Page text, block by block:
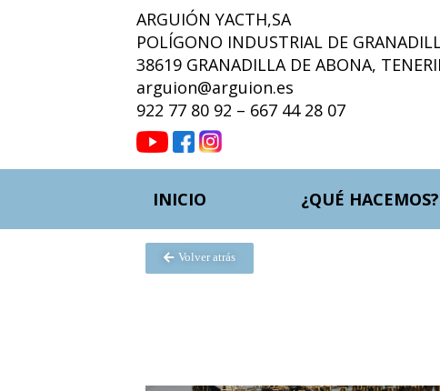
ARGUIÓN YACTH,SA
POLÍGONO INDUSTRIAL DE
38619 GRANADILLA DE ABONA,
arguion@arguion.es
922 77 80 92 – 667 44 28 07
INICIO ¿QUÉ HACEMOS?
Volver atrás